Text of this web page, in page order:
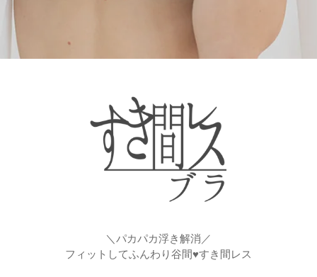
＼パカパカ浮き解消／
フィットしてふんわり谷間♥すき間レス